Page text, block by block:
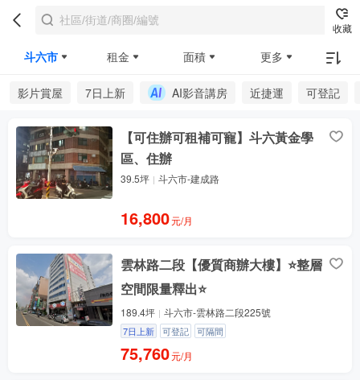
收藏
斗六市 租金 面積 更多
影片賞屋 7日上新 AI影音講房 近捷運 可登記
【可住辦可租補可寵】斗六黃金學
區、住辦
39.5坪 斗六市-建成路
16,800元/月
雲林路二段【優質商辦大樓】⭐整層
空間限量釋出⭐
189.4坪 斗六市-雲林路二段225號
7日上新 可登記 可隔間
75,760元/月